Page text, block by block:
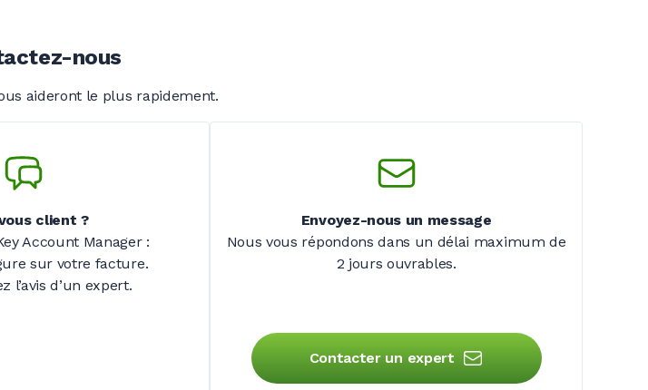
nous
aideront le plus rapidement.
client ?
Account Manager :
sur votre facture.
l’avis d’un expert.
Envoyez-nous un message
Nous vous répondons dans un délai maximum de
2 jours ouvrables.
Contacter un expert